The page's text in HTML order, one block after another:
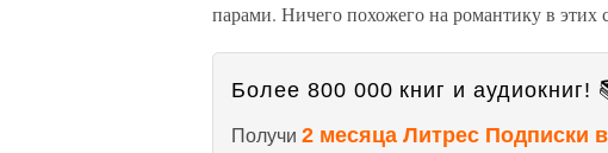
парами. Ничего похожего на романтику в этих
Более 800 000 книг и аудиокниг!
Получи 2 месяца Литрес Подписки